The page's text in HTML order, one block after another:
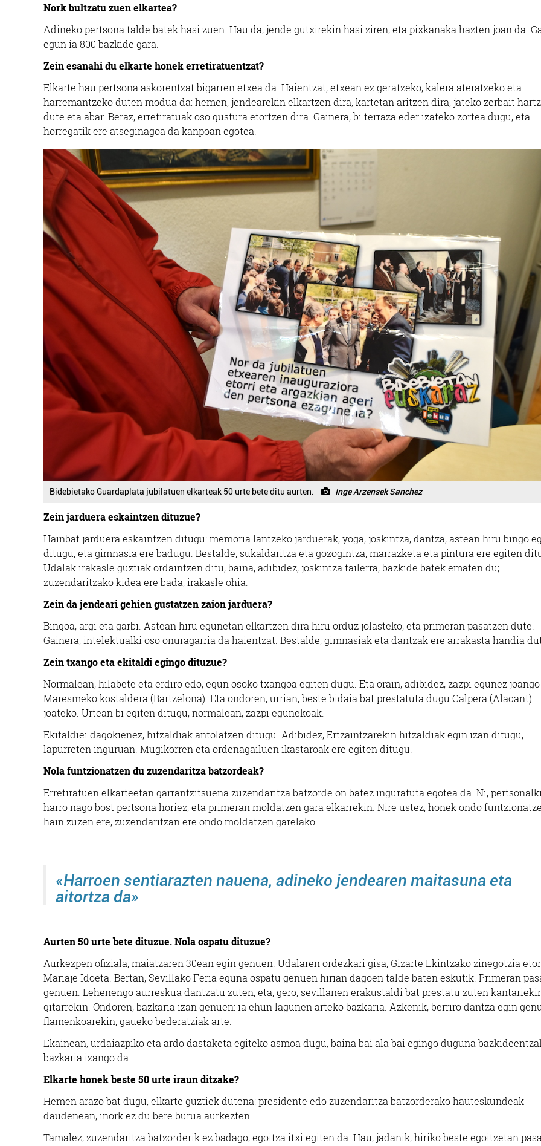
Nork bultzatu zuen elkartea?
Adineko pertsona talde batek hasi zuen. Hau da, jende gutxirekin hasi ziren, eta pixkanaka hazten joan da.
egun ia 800 bazkide gara.
Zein esanahi du elkarte honek erretiratuentzat?
Elkarte hau pertsona askorentzat bigarren etxea da. Haientzat, etxean ez geratzeko, kalera ateratzeko eta
harremantzeko duten modua da: hemen, jendearekin elkartzen dira, kartetan aritzen dira, jateko zerbait
dute eta abar. Beraz, erretiratuak oso gustura etortzen dira. Gainera, bi terraza eder izateko zortea dugu, eta
horregatik ere atseginagoa da kanpoan egotea.
Bidebietako Guardaplata jubilatuen elkarteak 50 urte bete ditu aurten. Inge Arzensek Sanchez
Zein jarduera eskaintzen dituzue?
Hainbat jarduera eskaintzen ditugu: memoria lantzeko jarduerak, yoga, joskintza, dantza, astean hiru bingo
ditugu, eta gimnasia ere badugu. Bestalde, sukaldaritza eta gozogintza, marrazketa eta pintura ere egiten
Udalak irakasle guztiak ordaintzen ditu, baina, adibidez, joskintza tailerra, bazkide batek ematen du;
zuzendaritzako kidea ere bada, irakasle ohia.
Zein da jendeari gehien gustatzen zaion jarduera?
Bingoa, argi eta garbi. Astean hiru egunetan elkartzen dira hiru orduz jolasteko, eta primeran pasatzen dute.
Gainera, intelektualki oso onuragarria da haientzat. Bestalde, gimnasiak eta dantzak ere arrakasta handia
Zein txango eta ekitaldi egingo dituzue?
Normalean, hilabete eta erdiro edo, egun osoko txangoa egiten dugu. Eta orain, adibidez, zazpi egunez
Maresmeko kostaldera (Bartzelona). Eta ondoren, urrian, beste bidaia bat prestatuta dugu Calpera (Alacant)
joateko. Urtean bi egiten ditugu, normalean, zazpi egunekoak.
Ekitaldiei dagokienez, hitzaldiak antolatzen ditugu. Adibidez, Ertzaintzarekin hitzaldiak egin izan ditugu,
lapurreten inguruan. Mugikorren eta ordenagailuen ikastaroak ere egiten ditugu.
Nola funtzionatzen du zuzendaritza batzordeak?
Erretiratuen elkarteetan garrantzitsuena zuzendaritza batzorde on batez inguratuta egotea da. Ni,
harro nago bost pertsona horiez, eta primeran moldatzen gara elkarrekin. Nire ustez, honek ondo
hain zuzen ere, zuzendaritzan ere ondo moldatzen garelako.
«Harroen sentiarazten nauena, adineko jendearen maitasuna eta
aitortza da»
Aurten 50 urte bete dituzue. Nola ospatu dituzue?
Aurkezpen ofiziala, maiatzaren 30ean egin genuen. Udalaren ordezkari gisa, Gizarte Ekintzako zinegotzia
Mariaje Idoeta. Bertan, Sevillako Feria eguna ospatu genuen hirian dagoen talde baten eskutik. Primeran
genuen. Lehenengo aurreskua dantzatu zuten, eta, gero, sevillanen erakustaldi bat prestatu zuten
gitarrekin. Ondoren, bazkaria izan genuen: ia ehun lagunen arteko bazkaria. Azkenik, berriro dantza egin
flamenkoarekin, gaueko bederatziak arte.
Ekainean, urdaiazpiko eta ardo dastaketa egiteko asmoa dugu, baina bai ala bai egingo duguna
bazkaria izango da.
Elkarte honek beste 50 urte iraun ditzake?
Hemen arazo bat dugu, elkarte guztiek dutena: presidente edo zuzendaritza batzorderako hauteskundeak
daudenean, inork ez du bere burua aurkezten.
Tamalez, zuzendaritza batzorderik ez badago, egoitza itxi egiten da. Hau, jadanik, hiriko beste egoitzetan